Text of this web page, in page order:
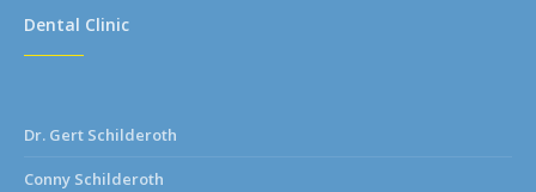
Dental Clinic
Dr. Gert Schilderoth
Conny Schilderoth